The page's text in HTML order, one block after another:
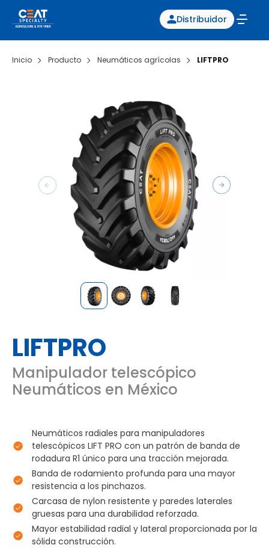
Distribuidor
Inicio Producto Neumáticos agrícolas LIFTPRO
LIFTPRO
Manipulador telescópico
Neumáticos en México
Neumáticos radiales para manipuladores
telescópicos LIFT PRO con un patrón de banda de
rodadura R1 único para una tracción mejorada.
Banda de rodamiento profunda para una mayor
resistencia a los pinchazos.
Carcasa de nylon resistente y paredes laterales
gruesas para una durabilidad reforzada.
Mayor estabilidad radial y lateral proporcionada por la
sólida construcción.